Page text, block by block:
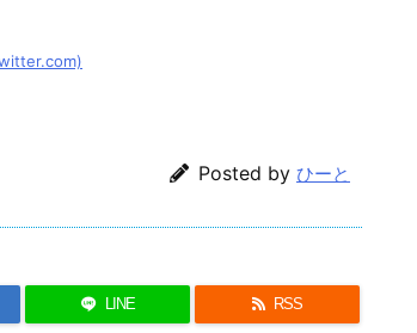
Posted by ひーと
LINE RSS